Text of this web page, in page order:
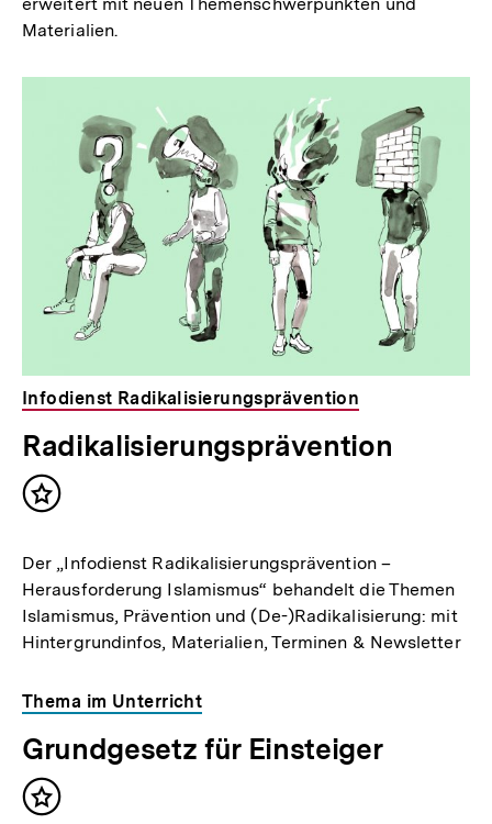
Materialien.
Infodienst Radikalisierungsprävention
Radikalisierungsprävention
Inhalt
Der „Infodienst Radikalisierungsprävention –
Herausforderung Islamismus“ behandelt die Themen
Islamismus, Prävention und (De-)Radikalisierung: mit
Hintergrundinfos, Materialien, Terminen & Newsletter
Thema im Unterricht
Grundgesetz für Einsteiger
Inhalt